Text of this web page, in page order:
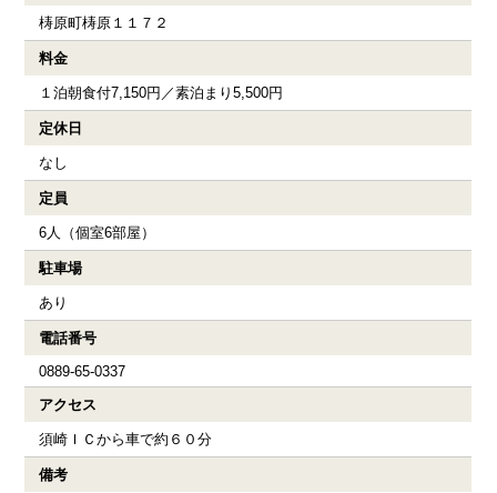
梼原町梼原１１７２
料金
１泊朝食付7,150円／素泊まり5,500円
定休日
なし
定員
6人（個室6部屋）
駐車場
あり
電話番号
0889-65-0337
アクセス
須崎ＩＣから車で約６０分
備考